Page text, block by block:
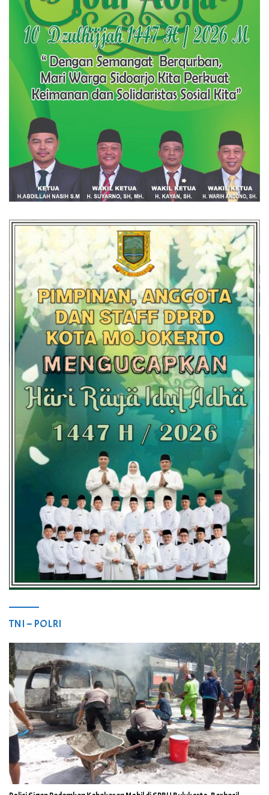
TNI – POLRI